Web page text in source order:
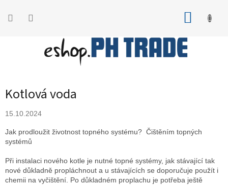
obsah
Kotlová voda
15.10.2024
Jak prodloužit životnost topného systému? Čištěním topných
systémů
Při instalaci nového kotle je nutné topné systémy, jak stávající tak
nové důkladně propláchnout a u stávajících se doporučuje použít i
chemii na vyčištění. Po důkladném proplachu je potřeba ještě